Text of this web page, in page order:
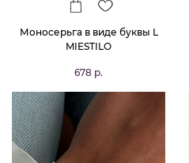
Моносерьга в виде буквы L
MIESTILO
678 р.